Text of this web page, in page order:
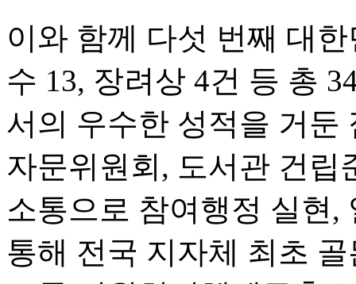
이와 함께 다섯 번째 대
수 13, 장려상 4건 등 총
서의 우수한 성적을 거둔
자문위원회, 도서관 건립
소통으로 참여행정 실현,
통해 전국 지자체 최초